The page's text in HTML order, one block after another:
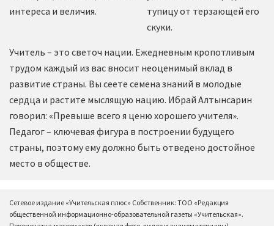
интереса и величия.
тупицу от терзающей его
скуки.
Учитель – это светоч нации. Ежедневным кропотливым
трудом каждый из вас вносит неоценимый вклад в
развитие страны. Вы сеете семена знаний в молодые
сердца и растите мыслящую нацию. Ибрай Алтынсарин
говорил: «Превыше всего я ценю хорошего учителя».
Педагог – ключевая фигура в построении будущего
страны, поэтому ему должно быть отведено достойное
место в обществе.
Сетевое издание «Учительская плюс» Собственник: ТОО «Редакция
общественной информационно-образовательной газеты «Учительская».